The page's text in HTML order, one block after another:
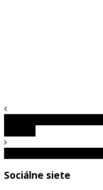
Sociálne siete